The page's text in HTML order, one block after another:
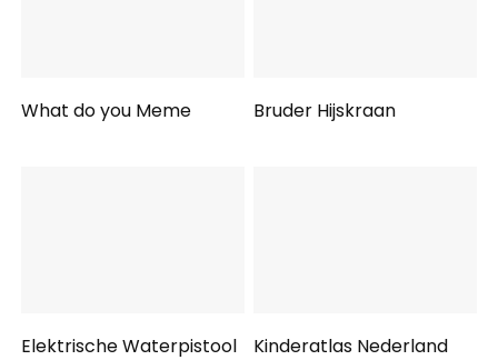
What do you Meme Bruder Hijskraan
Elektrische Waterpistool Kinderatlas Nederland